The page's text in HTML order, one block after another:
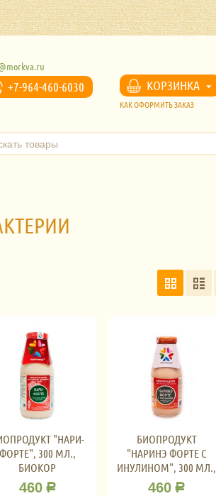
+7-964-460-6030 КОРЗИНКА
КАК ОФОРМИТЬ ЗАКАЗ
"НАРИ-
ФОРТЕ", 300 МЛ.,
БИОКОР
460 Р
БИОПРОДУКТ
"НАРИНЭ ФОРТЕ С
ИНУЛИНОМ", 300 МЛ.,
БИОКОР
460 Р